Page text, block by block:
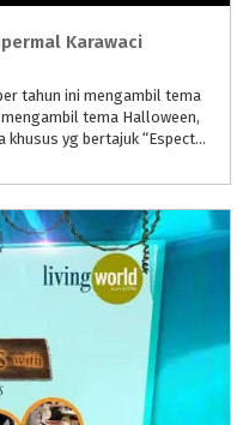
Karawaci
tahun ini mengambil tema
tema Halloween,
dengan menggelar serangkaian acara khusus yg bertajuk “Espectacular Halloween” acara ini berlangsung d